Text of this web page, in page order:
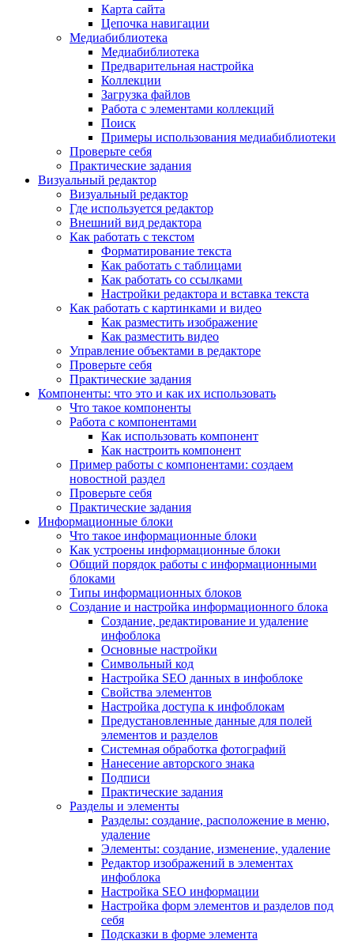
Карта сайта
Цепочка навигации
Медиабиблиотека
Медиабиблиотека
Предварительная настройка
Коллекции
Загрузка файлов
Работа с элементами коллекций
Поиск
Примеры использования медиабиблиотеки
Проверьте себя
Практические задания
Визуальный редактор
Визуальный редактор
Где используется редактор
Внешний вид редактора
Как работать с текстом
Форматирование текста
Как работать с таблицами
Как работать со ссылками
Настройки редактора и вставка текста
Как работать с картинками и видео
Как разместить изображение
Как разместить видео
Управление объектами в редакторе
Проверьте себя
Практические задания
Компоненты: что это и как их использовать
Что такое компоненты
Работа с компонентами
Как использовать компонент
Как настроить компонент
Пример работы с компонентами: создаем
новостной раздел
Проверьте себя
Практические задания
Информационные блоки
Что такое информационные блоки
Как устроены информационные блоки
Общий порядок работы с информационными
блоками
Типы информационных блоков
Создание и настройка информационного блока
Создание, редактирование и удаление
инфоблока
Основные настройки
Символьный код
Настройка SEO данных в инфоблоке
Свойства элементов
Настройка доступа к инфоблокам
Предустановленные данные для полей
элементов и разделов
Системная обработка фотографий
Нанесение авторского знака
Подписи
Практические задания
Разделы и элементы
Разделы: создание, расположение в меню,
удаление
Элементы: создание, изменение, удаление
Редактор изображений в элементах
инфоблока
Настройка SEO информации
Настройка форм элементов и разделов под
себя
Подсказки в форме элемента